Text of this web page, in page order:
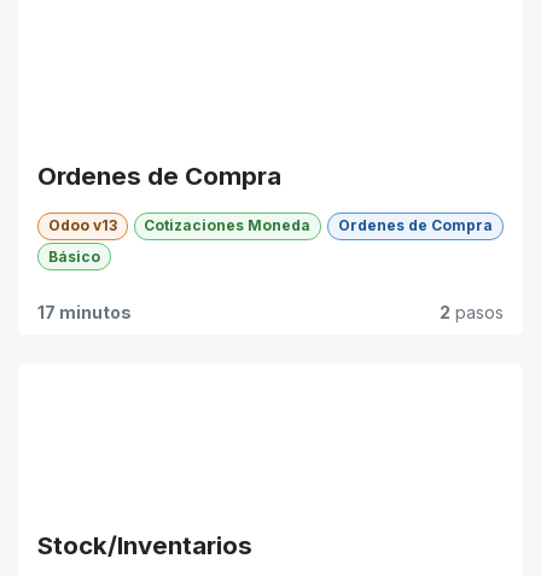
Ordenes de Compra
Odoo v13 Cotizaciones Moneda
Ordenes de Compra
Básico
17 minutos 2 pasos
Stock/Inventarios